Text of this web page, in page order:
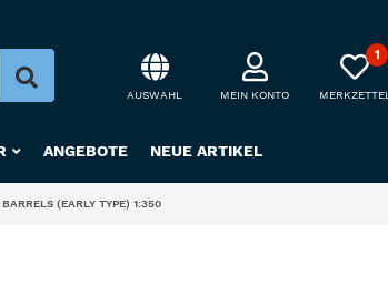
AUSWAHL MEIN KONTO
1
MERKZETTEL
ANGEBOTE NEUE ARTIKEL
(EARLY TYPE) 1:350